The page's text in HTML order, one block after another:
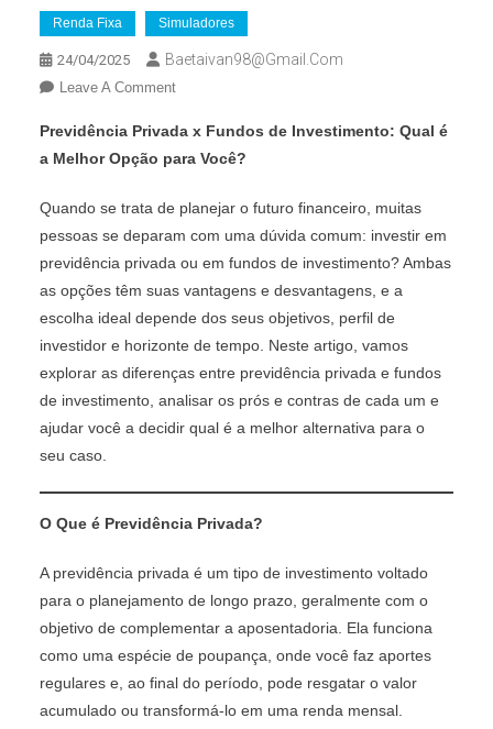
Renda Fixa Simuladores
24/04/2025 Baetaivan98@gmail.com
Leave A CommentOn
Privada
X
De
Investimentos
Tradicionais
Previdência Privada x Fundos de Investimento: Qual é
a Melhor Opção para Você?
Quando se trata de planejar o futuro financeiro, muitas
pessoas se deparam com uma dúvida comum: investir em
previdência privada ou em fundos de investimento? Ambas
as opções têm suas vantagens e desvantagens, e a
escolha ideal depende dos seus objetivos, perfil de
investidor e horizonte de tempo. Neste artigo, vamos
explorar as diferenças entre previdência privada e fundos
de investimento, analisar os prós e contras de cada um e
ajudar você a decidir qual é a melhor alternativa para o
seu caso.
O Que é Previdência Privada?
A previdência privada é um tipo de investimento voltado
para o planejamento de longo prazo, geralmente com o
objetivo de complementar a aposentadoria. Ela funciona
como uma espécie de poupança, onde você faz aportes
regulares e, ao final do período, pode resgatar o valor
acumulado ou transformá-lo em uma renda mensal.